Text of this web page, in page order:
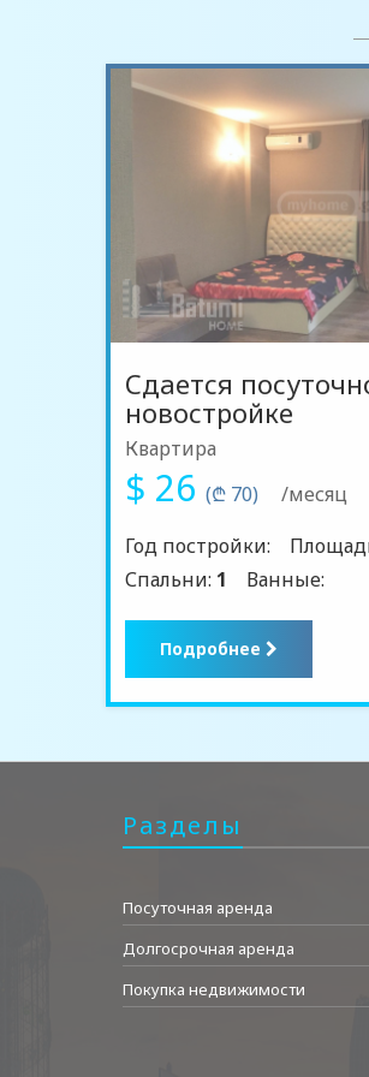
Сдается
новостройке
Квартира
$ 26 (₾ 70)
/месяц
Год постройки:
Спальни: 1 Ванные:
Подробнее
Разделы
Посуточная аренда
Долгосрочная аренда
Покупка недвижимости